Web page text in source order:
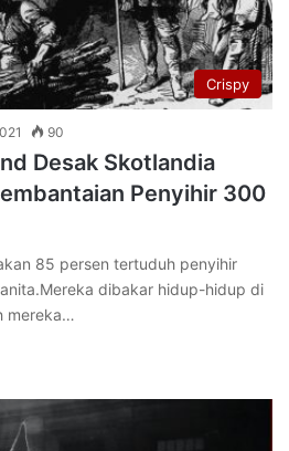
Crispy
90
Desak Skotlandia
Penyihir 300
85 persen tertuduh penyihir
dibakar hidup-hidup di
mereka…